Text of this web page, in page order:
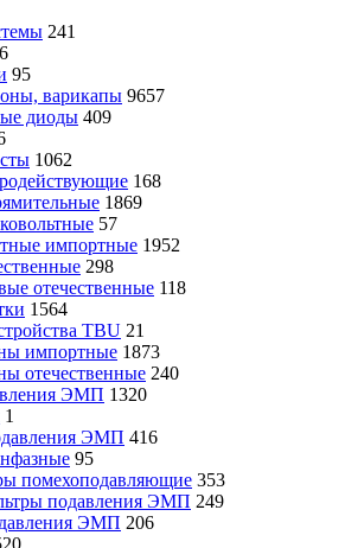
241
95
варикапы 9657
диоды 409
1062
168
1869
57
импортные 1952
298
отечественные 118
1564
TBU 21
импортные 1873
отечественные 240
ЭМП 1320
1
ЭМП 416
95
помехоподавляющие 353
подавления ЭМП 249
ЭМП 206